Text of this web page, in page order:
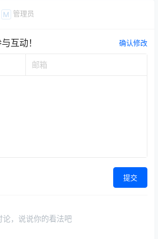
M 管理员
互动！ 确认修改
提交
论，说说你的看法吧